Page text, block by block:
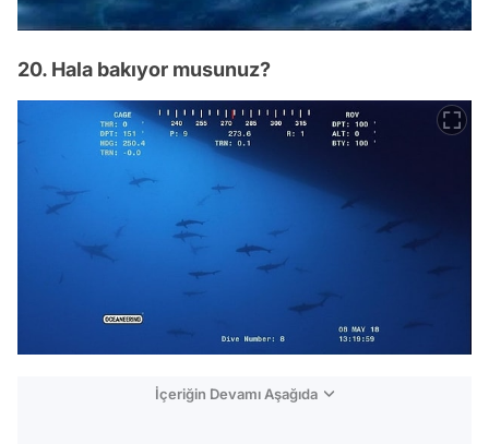
20. Hala bakıyor musunuz?
İçeriğin Devamı Aşağıda